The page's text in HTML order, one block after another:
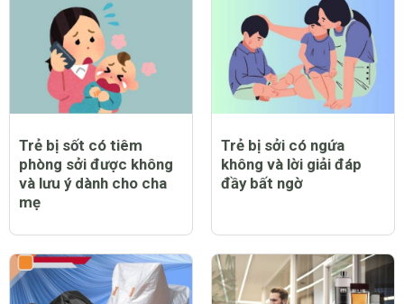
Trẻ bị sốt có tiêm
phòng sởi được không
và lưu ý dành cho cha
mẹ
Trẻ bị sởi có ngứa
không và lời giải đáp
đầy bất ngờ